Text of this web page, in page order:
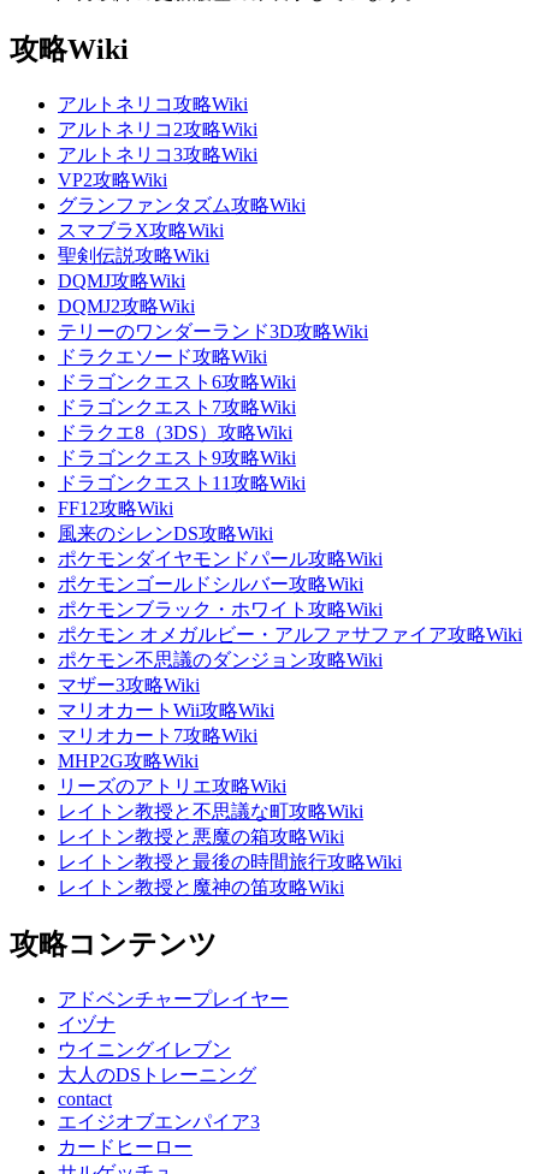
攻略Wiki
アルトネリコ攻略Wiki
アルトネリコ2攻略Wiki
アルトネリコ3攻略Wiki
VP2攻略Wiki
グランファンタズム攻略Wiki
スマブラX攻略Wiki
聖剣伝説攻略Wiki
DQMJ攻略Wiki
DQMJ2攻略Wiki
テリーのワンダーランド3D攻略Wiki
ドラクエソード攻略Wiki
ドラゴンクエスト6攻略Wiki
ドラゴンクエスト7攻略Wiki
ドラクエ8（3DS）攻略Wiki
ドラゴンクエスト9攻略Wiki
ドラゴンクエスト11攻略Wiki
FF12攻略Wiki
風来のシレンDS攻略Wiki
ポケモンダイヤモンドパール攻略Wiki
ポケモンゴールドシルバー攻略Wiki
ポケモンブラック・ホワイト攻略Wiki
ポケモン オメガルビー・アルファサファイア攻略Wiki
ポケモン不思議のダンジョン攻略Wiki
マザー3攻略Wiki
マリオカートWii攻略Wiki
マリオカート7攻略Wiki
MHP2G攻略Wiki
リーズのアトリエ攻略Wiki
レイトン教授と不思議な町攻略Wiki
レイトン教授と悪魔の箱攻略Wiki
レイトン教授と最後の時間旅行攻略Wiki
レイトン教授と魔神の笛攻略Wiki
攻略コンテンツ
アドベンチャープレイヤー
イヅナ
ウイニングイレブン
大人のDSトレーニング
contact
エイジオブエンパイア3
カードヒーロー